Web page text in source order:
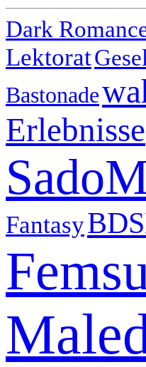
Dark
Lektorat
Bastonade
Erlebnisse
Fantasy